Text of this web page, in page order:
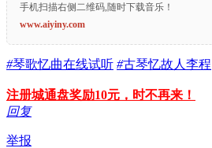
手机扫描右侧二维码,随时下载音乐！
www.aiyiny.com
#琴歌忆曲在线试听 #古琴忆故人李程
注册城通盘奖励10元，时不再来！
回复
举报